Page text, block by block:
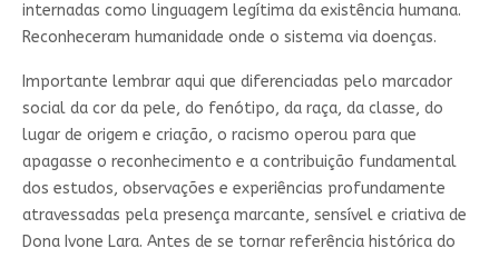
internadas como linguagem legítima da existência humana.
Reconheceram humanidade onde o sistema via doenças.
Importante lembrar aqui que diferenciadas pelo marcador
social da cor da pele, do fenótipo, da raça, da classe, do
lugar de origem e criação, o racismo operou para que
apagasse o reconhecimento e a contribuição fundamental
dos estudos, observações e experiências profundamente
atravessadas pela presença marcante, sensível e criativa de
Dona Ivone Lara. Antes de se tornar referência histórica do